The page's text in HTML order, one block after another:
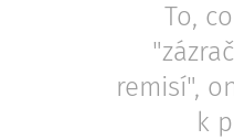
To,
remisí",
k